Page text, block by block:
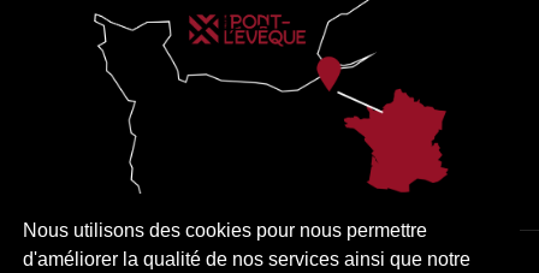
Nous utilisons des cookies pour nous permettre
d'améliorer la qualité de nos services ainsi que notre
PLAN DU SITE MENTIONS LÉGALES ACCESSIBILITÉ